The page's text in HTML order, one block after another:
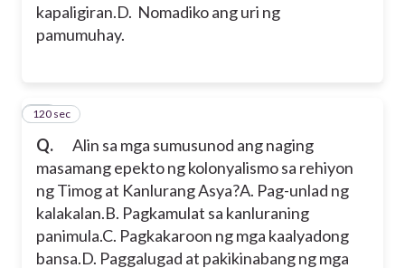
kapaligiran.D. Nomadiko ang uri ng
pamumuhay.
Q.
Alin sa mga sumusunod ang naging
masamang epekto ng kolonyalismo sa rehiyon
ng Timog at Kanlurang Asya?A. Pag-unlad ng
kalakalan.B. Pagkamulat sa kanluraning
panimula.C. Pagkakaroon ng mga kaalyadong
bansa.D. Paggalugad at pakikinabang ng mga
10
120 sec